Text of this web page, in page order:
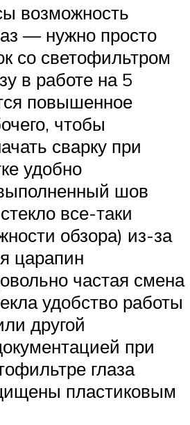
возможность
— нужно просто
со светофильтром
в работе на 5
повышенное
чтобы
сварку при
удобно
шов
все-таки
обзора) из-за
царапин
частая смена
удобство работы
другой
при
глаза
пластиковым